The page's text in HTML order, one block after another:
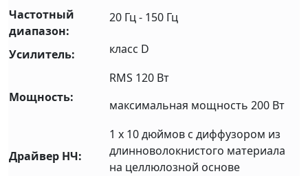
Частотный
диапазон:
20 Гц - 150 Гц
Усилитель: класс D
Мощность:
RMS 120 Вт
максимальная мощность 200 Вт
Драйвер НЧ:
1 x 10 дюймов с диффузором из
длинноволокнистого материала
на целлюлозной основе